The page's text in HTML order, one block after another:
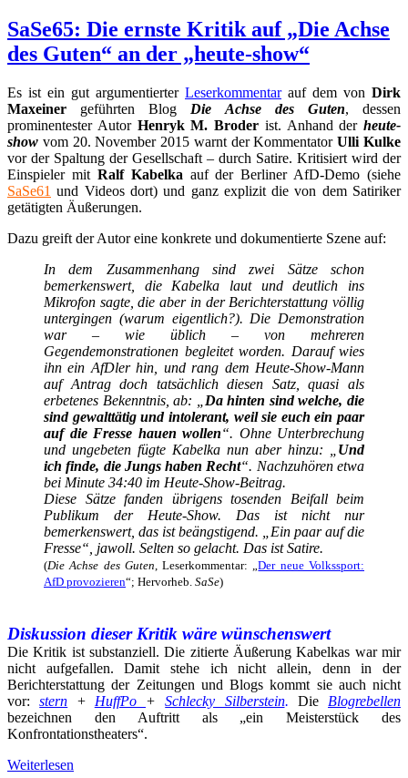
SaSe65: Die ernste Kritik auf „Die Achse
des Guten“ an der „heute-show“
Es ist ein gut argumentierter Leserkommentarauf dem von Dirk
Maxeiner geführten Blog Die Achse des Guten, dessen
prominentester Autor Henryk M. Broder ist. Anhand der heute-
show vom 20. November 2015 warnt der KommentatorUlli Kulke
vor der Spaltung der Gesellschaft – durch Satire. Kritisiert wird der
Einspieler mit Ralf Kabelka auf der Berliner AfD-Demo (siehe
SaSe61 und Videos dort) und ganz explizit die von dem Satiriker
getätigten Äußerungen.
Dazu greift der Autor eine konkrete und dokumentierte Szene auf:
In dem Zusammenhang sind zwei Sätze schon
bemerkenswert, die Kabelka laut und deutlich ins
Mikrofon sagte, die aber in der Berichterstattung völlig
untergingen (warum eigentlich?). Die Demonstration
war – wie üblich – von mehreren
Gegendemonstrationen begleitet worden. Darauf wies
ihn ein AfDler hin, und rang dem Heute-Show-Mann
auf Antrag doch tatsächlich diesen Satz, quasi als
erbetenes Bekenntnis, ab: „ Da hinten sind welche, die
sind gewalttätig und intolerant, weil sie euch ein paar
auf die Fresse hauen wollen“. Ohne Unterbrechung
und ungebeten fügte Kabelka nun aber hinzu: „ Und
ich finde, die Jungs haben Recht“. Nachzuhören etwa
bei Minute 34:40 im Heute-Show-Beitrag.
Diese Sätze fanden übrigens tosenden Beifall beim
Publikum der Heute-Show. Das ist nicht nur
bemerkenswert, das ist beängstigend. „Ein paar auf die
Fresse“, jawoll. Selten so gelacht. Das ist Satire.
(Die Achse des Guten, Leserkommentar: „Der neue Volkssport:
AfD provozieren“; Hervorheb. SaSe)
Diskussion dieser Kritik wäre wünschenswert
Die Kritik ist substanziell. Die zitierte Äußerung Kabelkas war mir
nicht aufgefallen. Damit stehe ich nicht allein, denn in der
Berichterstattung der Zeitungen und Blogs kommt sie auch nicht
vor:stern + HuffPo + Schlecky Silberstein. Die Blogrebellen
bezeichnen den Auftritt als „ein Meisterstück des
Konfrontationstheaters“.
Weiterlesen